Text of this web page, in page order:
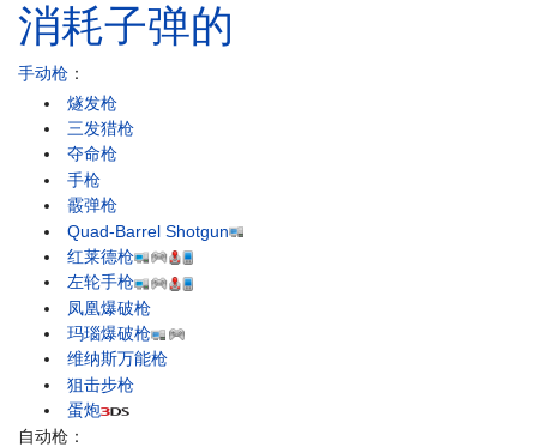
消耗子弹的
手动枪 ：
燧发枪
三发猎枪
夺命枪
手枪
霰弹枪
Quad-Barrel Shotgun
红莱德枪
左轮手枪
凤凰爆破枪
玛瑙爆破枪
维纳斯万能枪
狙击步枪
蛋炮
自动枪：